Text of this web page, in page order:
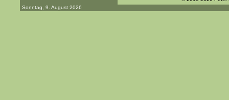
Sonntag, 9. August 2026